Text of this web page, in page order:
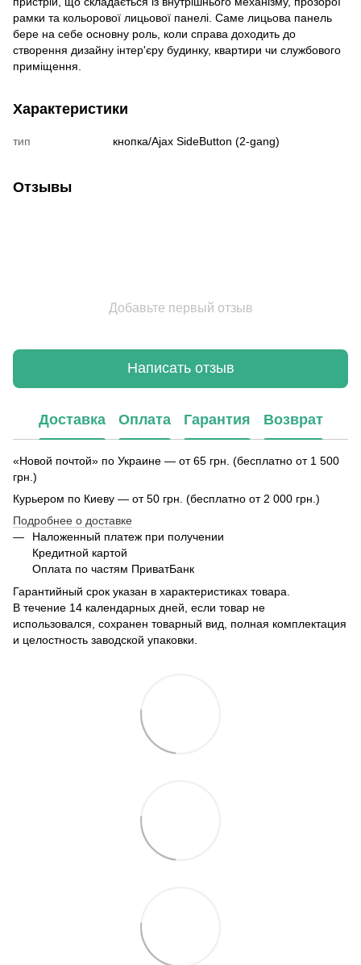
рамки та кольорової лицьової панелі. Саме лицьова панель
бере на себе основну роль, коли справа доходить до
створення дизайну інтер'єру будинку, квартири чи службового
приміщення.
Характеристики
тип кнопка/Ajax SideButton (2-gang)
Отзывы
Добавьте первый отзыв
Написать отзыв
Доставка Оплата Гарантия Возврат
«Новой почтой» по Украине — от 65 грн. (бесплатно от 1 500
грн.)
Курьером по Киеву — от 50 грн. (бесплатно от 2 000 грн.)
Подробнее о доставке
Наложенный платеж при получении
Кредитной картой
Оплата по частям ПриватБанк
Гарантийный срок указан в характеристиках товара.
В течение 14 календарных дней, если товар не
использовался, сохранен товарный вид, полная комплектация
и целостность заводской упаковки.